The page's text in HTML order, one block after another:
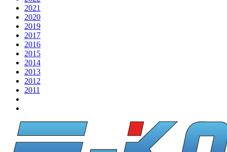
2021
2020
2019
2017
2016
2015
2014
2013
2012
2011